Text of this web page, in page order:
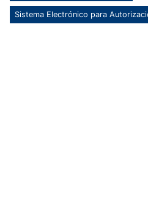
Sistema Electrónico para